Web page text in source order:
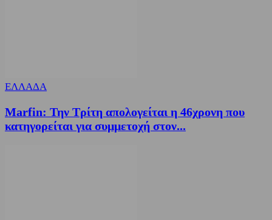
ΕΛΛΑΔΑ
Marfin: Την Τρίτη απολογείται η 46χρονη που
κατηγορείται για συμμετοχή στον...